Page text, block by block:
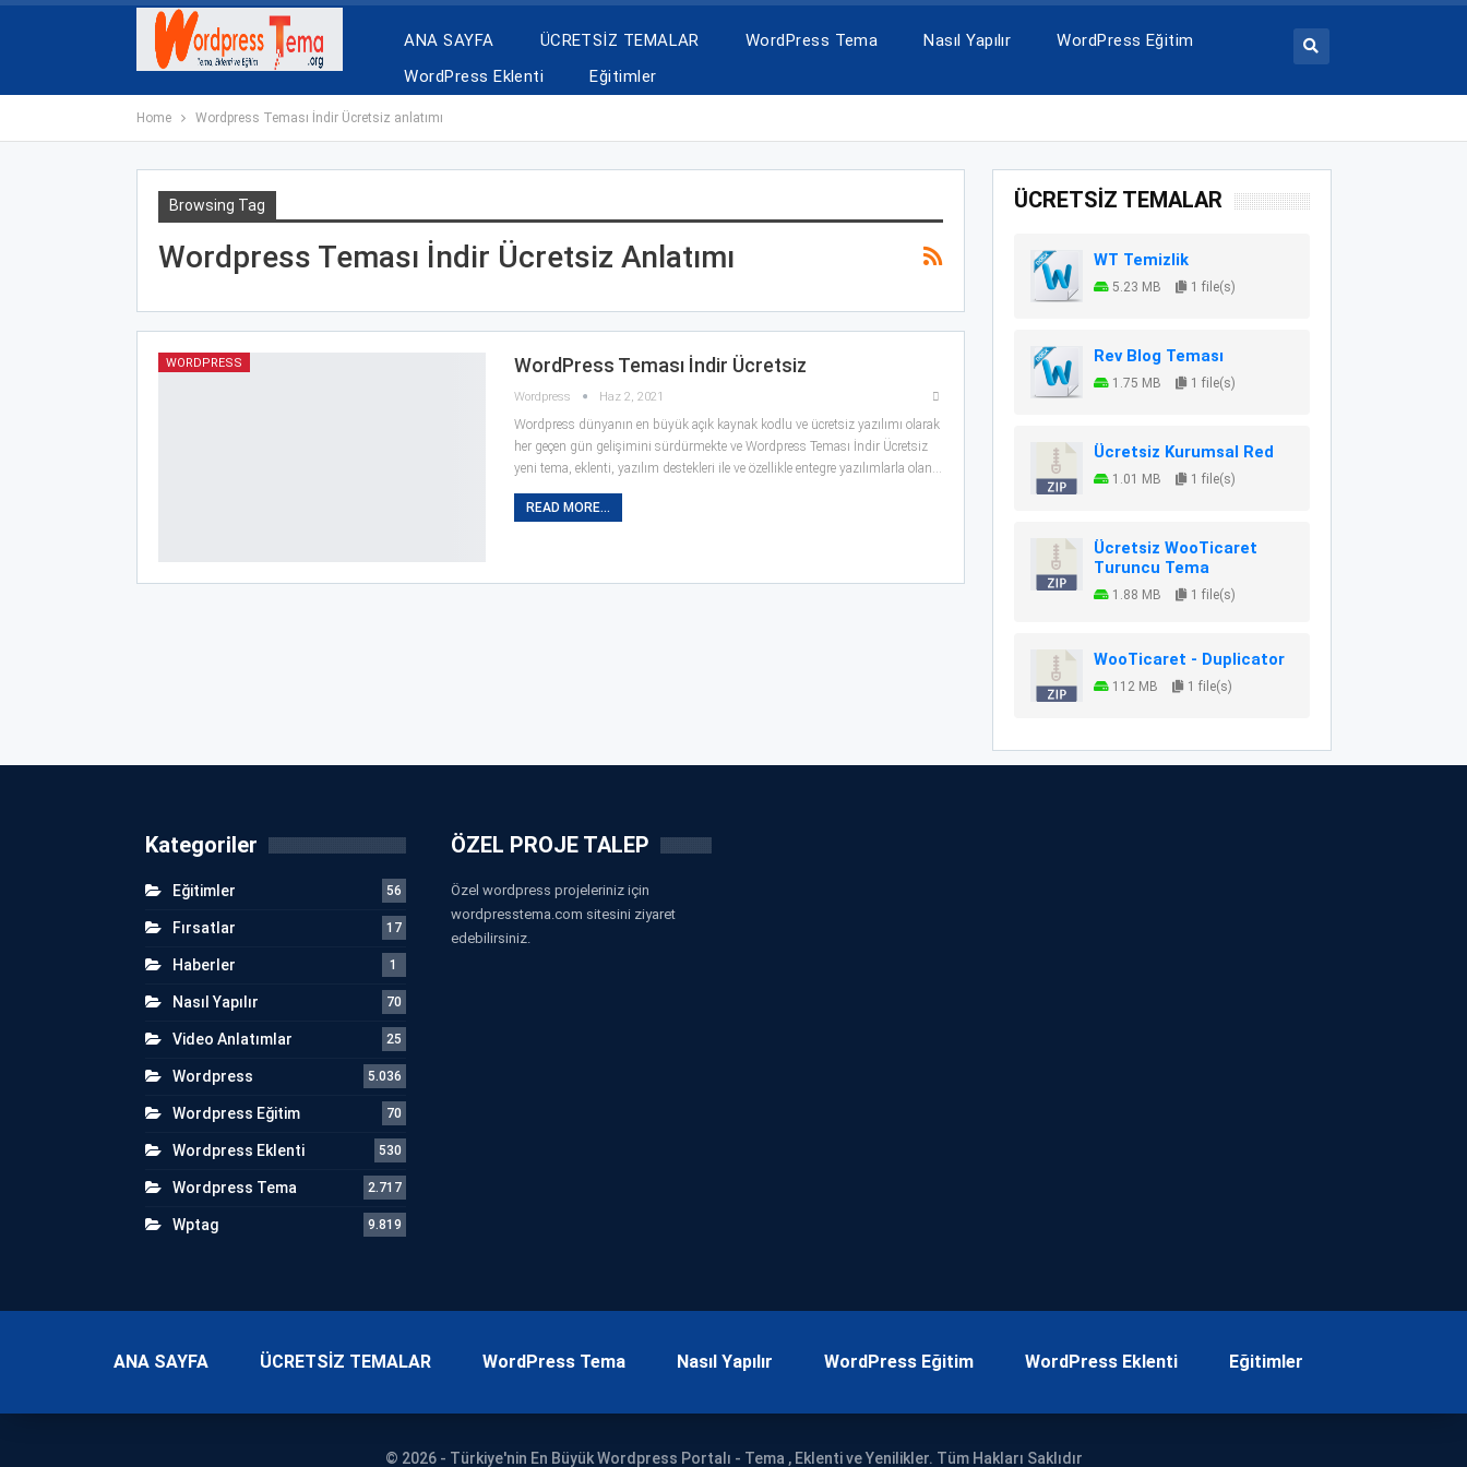
ANA SAYFA ÜCRETSİZ TEMALAR WordPress Tema Nasıl Yapılır
WordPress Eğitim
WordPress Eklenti
Eğitimler
Home Wordpress Teması İndir Ücretsiz anlatımı
Browsing Tag
Wordpress Teması İndir Ücretsiz Anlatımı
WORDPRESS WordPress Teması İndir Ücretsiz
Wordpress Haz 2, 2021
Wordpress dünyanın en büyük açık kaynak kodlu ve ücretsiz yazılımı olarak
her geçen gün gelişimini sürdürmekte ve Wordpress Teması İndir Ücretsiz
yeni tema, eklenti, yazılım destekleri ile ve özellikle entegre yazılımlarla olan…
READ MORE...
ÜCRETSİZ TEMALAR
WT Temizlik
5.23 MB 1 file(s)
Rev Blog Teması
1.75 MB 1 file(s)
Ücretsiz Kurumsal Red
1.01 MB 1 file(s)
Ücretsiz WooTicaret
Turuncu Tema
1.88 MB 1 file(s)
WooTicaret - Duplicator
112 MB 1 file(s)
Kategoriler
Eğitimler 56
Fırsatlar 17
Haberler 1
Nasıl Yapılır 70
Video Anlatımlar 25
Wordpress 5.036
Wordpress Eğitim 70
Wordpress Eklenti 530
Wordpress Tema 2.717
Wptag 9.819
ÖZEL PROJE TALEP
Özel wordpress projeleriniz için
wordpresstema.com sitesini ziyaret
edebilirsiniz.
ANA SAYFA ÜCRETSİZ TEMALAR WordPress Tema Nasıl Yapılır WordPress Eğitim WordPress Eklenti Eğitimler
© 2026 - Türkiye'nin En Büyük Wordpress Portalı - Tema , Eklenti ve Yenilikler. Tüm Hakları Saklıdır